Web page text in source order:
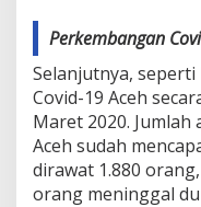
Perkembangan
Selanjutnya, seperti
Covid-19 Aceh
Maret 2020.
Aceh sudah
dirawat 1.880
orang meninggal